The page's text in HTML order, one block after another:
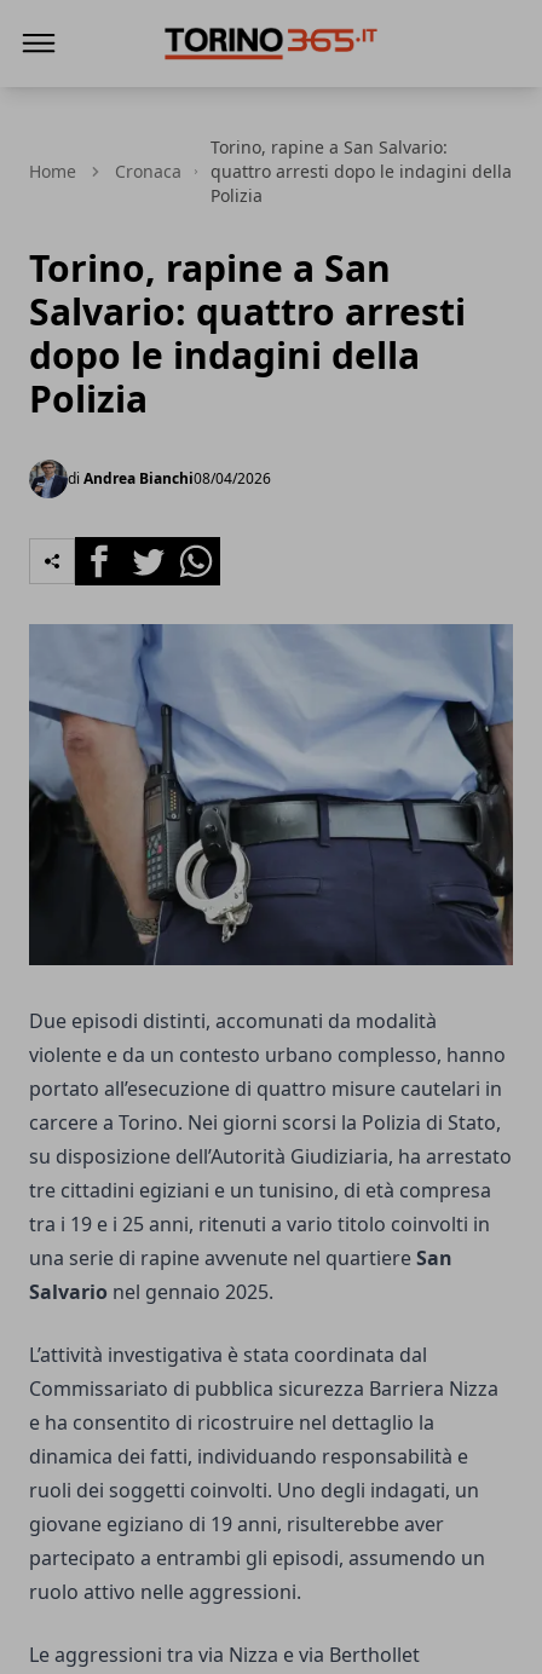
Home Cronaca
Torino, rapine a San Salvario:
quattro arresti dopo le indagini della
Polizia
Torino, rapine a San
Salvario: quattro arresti
dopo le indagini della
Polizia
di Andrea Bianchi08/04/2026
FacebookTwitterWhatsapp
Due episodi distinti, accomunati da modalità
violente e da un contesto urbano complesso, hanno
portato all’esecuzione di quattro misure cautelari in
carcere a Torino. Nei giorni scorsi la Polizia di Stato,
su disposizione dell’Autorità Giudiziaria, ha arrestato
tre cittadini egiziani e un tunisino, di età compresa
tra i 19 e i 25 anni, ritenuti a vario titolo coinvolti in
una serie di rapine avvenute nel quartiereSan
Salvario nel gennaio 2025.
L’attività investigativa è stata coordinata dal
Commissariato di pubblica sicurezza Barriera Nizza
e ha consentito di ricostruire nel dettaglio la
dinamica dei fatti, individuando responsabilità e
ruoli dei soggetti coinvolti. Uno degli indagati, un
giovane egiziano di 19 anni, risulterebbe aver
partecipato a entrambi gli episodi, assumendo un
ruolo attivo nelle aggressioni.
Le aggressioni tra via Nizza e via Berthollet